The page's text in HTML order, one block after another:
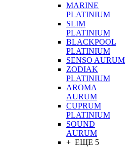
MARINE
PLATINIUM
SLIM
PLATINIUM
BLACKPOOL
PLATINIUM
SENSO AURUM
ZODIAK
PLATINIUM
AROMA
AURUM
CUPRUM
PLATINIUM
SOUND
AURUM
+ ЕЩЕ 5